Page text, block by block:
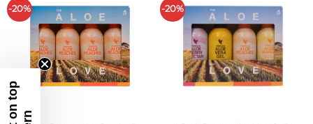
-20% -20%